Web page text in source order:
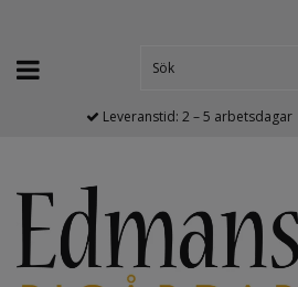
Leveranstid: 2 – 5 arbetsdagar